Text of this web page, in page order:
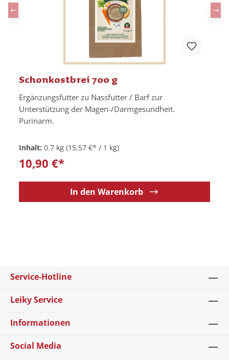
Schonkostbrei 700 g
Ergänzungsfutter zu Nassfutter / Barf zur
Unterstützung der Magen-/Darmgesundheit.
Purinarm.
Inhalt: 0.7 kg (15,57 €* / 1 kg)
10,90 €*
In den Warenkorb
Service-Hotline
Leiky Service
Informationen
Social Media